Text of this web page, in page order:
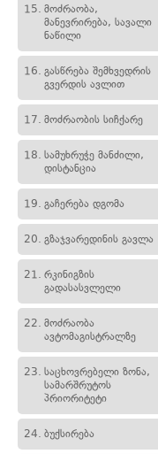
15. მოძრაობა,
მანევრირება, სავალი
ნაწილი
16. გასწრება შემხვედრის
გვერდის ავლით
17. მოძრაობის სიჩქარე
18. სამუხრუჭე მანძილი,
დისტანცია
19. გაჩერება დგომა
20. გზაჯვარედინის გავლა
21. რკინიგზის
გადასასვლელი
22. მოძრაობა
ავტომაგისტრალზე
23. საცხოვრებელი ზონა,
სამარშრუტოს
პრიორიტეტი
24. ბუქსირება